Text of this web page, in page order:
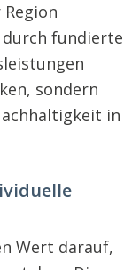
durch fundierte
sondern
in
Wert darauf,